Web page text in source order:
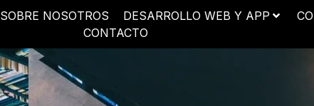
SOBRE NOSOTROS DESARROLLO WEB Y APP
CONTACTO